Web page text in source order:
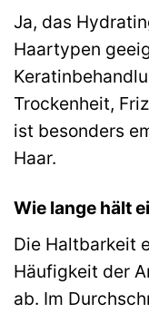
Ja, das
Haartypen
Trockenheit,
ist besonders
Haar.
Wie lange hält
Die Haltbarkeit
Häufigkeit der
ab. Im